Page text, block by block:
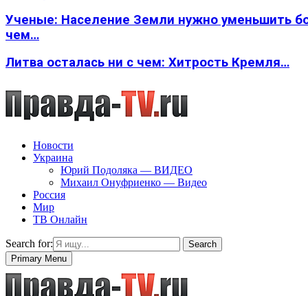
Ученые: Население Земли нужно уменьшить
чем…
Литва осталась ни с чем: Хитрость Кремля…
Новости
Украина
Юрий Подоляка — ВИДЕО
Михаил Онуфриенко — Видео
Россия
Мир
ТВ Онлайн
Search for:
Search
Primary Menu